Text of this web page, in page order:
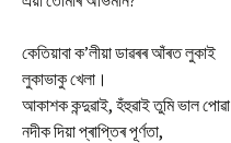
কেতিয়াবা ক’লীয়া ডাৱৰৰ আঁৰত লুকাই
লুকাভাকু খেলা।
আকাশক কন্দুৱাই, হঁহুৱাই তুমি ভাল পোৱা
নদীক দিয়া প্ৰাপ্তিৰ পূৰ্ণতা,